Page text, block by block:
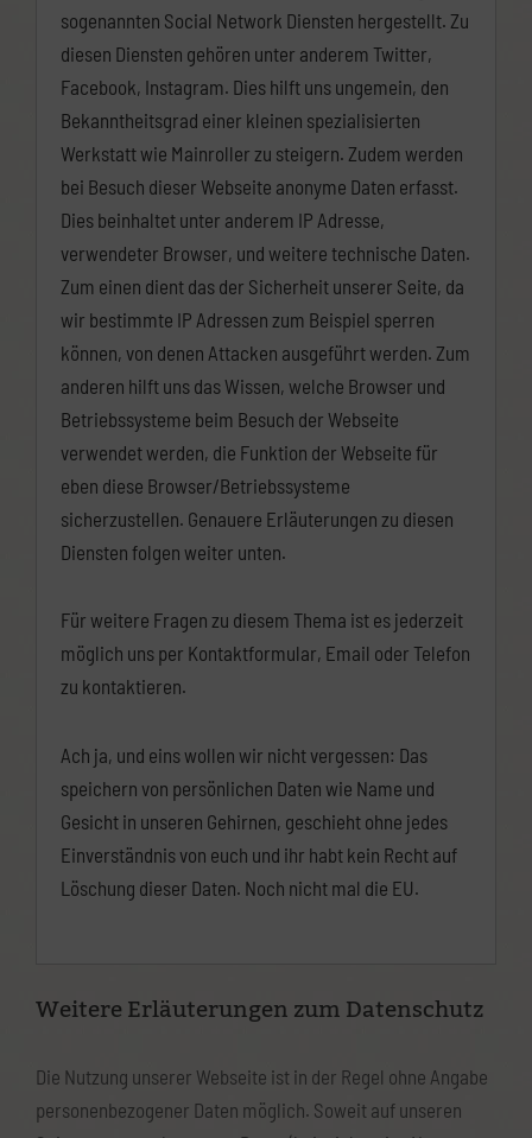
sogenannten Social Network Diensten hergestellt. Zu
diesen Diensten gehören unter anderem Twitter,
Facebook, Instagram. Dies hilft uns ungemein, den
Bekanntheitsgrad einer kleinen spezialisierten
Werkstatt wie Mainroller zu steigern. Zudem werden
bei Besuch dieser Webseite anonyme Daten erfasst.
Dies beinhaltet unter anderem IP Adresse,
verwendeter Browser, und weitere technische Daten.
Zum einen dient das der Sicherheit unserer Seite, da
wir bestimmte IP Adressen zum Beispiel sperren
können, von denen Attacken ausgeführt werden. Zum
anderen hilft uns das Wissen, welche Browser und
Betriebssysteme beim Besuch der Webseite
verwendet werden, die Funktion der Webseite für
eben diese Browser/Betriebssysteme
sicherzustellen. Genauere Erläuterungen zu diesen
Diensten folgen weiter unten.
Für weitere Fragen zu diesem Thema ist es jederzeit
möglich uns per Kontaktformular, Email oder Telefon
zu kontaktieren.
Ach ja, und eins wollen wir nicht vergessen: Das
speichern von persönlichen Daten wie Name und
Gesicht in unseren Gehirnen, geschieht ohne jedes
Einverständnis von euch und ihr habt kein Recht auf
Löschung dieser Daten. Noch nicht mal die EU.
Weitere Erläuterungen zum Datenschutz
Die Nutzung unserer Webseite ist in der Regel ohne Angabe
personenbezogener Daten möglich. Soweit auf unseren